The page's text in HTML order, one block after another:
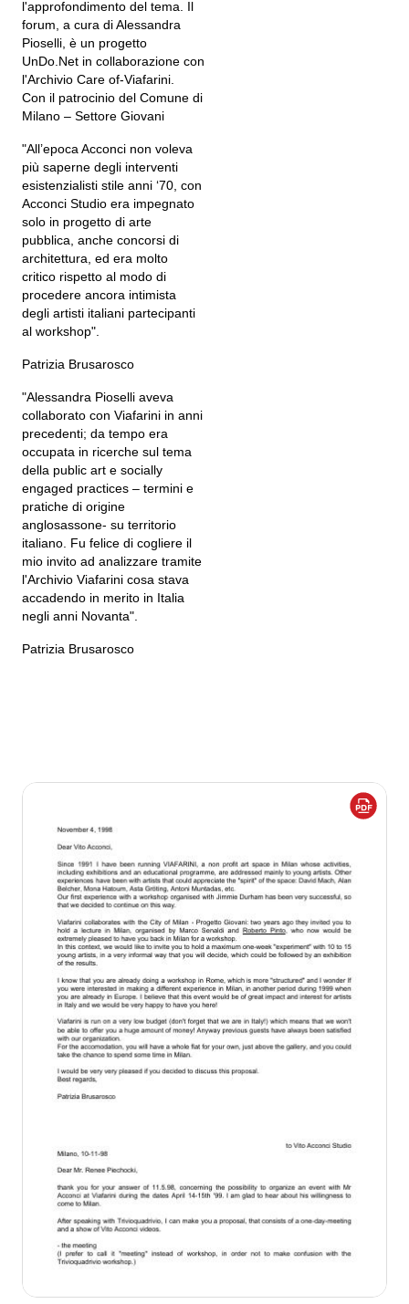
l'approfondimento del tema. Il
forum, a cura di Alessandra
Pioselli, è un progetto
UnDo.Net in collaborazione con
l'Archivio Care of-Viafarini.
Con il patrocinio del Comune di
Milano – Settore Giovani
"All’epoca Acconci non voleva
più saperne degli interventi
esistenzialisti stile anni ‘70, con
Acconci Studio era impegnato
solo in progetto di arte
pubblica, anche concorsi di
architettura, ed era molto
critico rispetto al modo di
procedere ancora intimista
degli artisti italiani partecipanti
al workshop".
Patrizia Brusarosco
"Alessandra Pioselli aveva
collaborato con Viafarini in anni
precedenti; da tempo era
occupata in ricerche sul tema
della public art e socially
engaged practices – termini e
pratiche di origine
anglosassone- su territorio
italiano. Fu felice di cogliere il
mio invito ad analizzare tramite
l'Archivio Viafarini cosa stava
accadendo in merito in Italia
negli anni Novanta".
Patrizia Brusarosco